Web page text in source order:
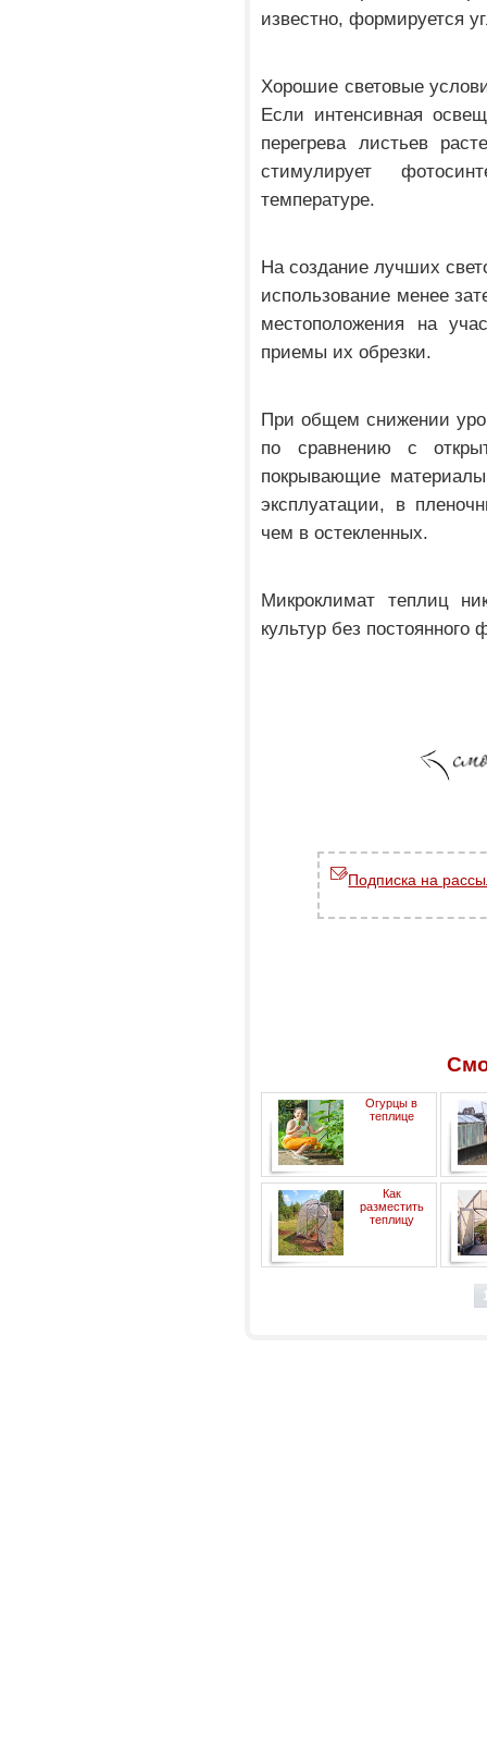
известно, формируется
Хорошие световые
Если интенсивная
перегрева листьев
стимулирует
температуре.
На создание лучших
использование менее
местоположения на
приемы их обрезки.
При общем снижении
по сравнению с
покрывающие
эксплуатации, в
чем в остекленных.
Микроклимат теплиц
культур без
Подписка на
Огурцы в
теплице
Как
разместить
теплицу